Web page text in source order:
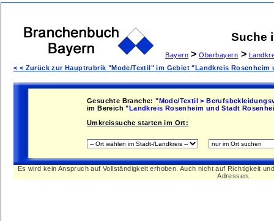
Suche
Bayern > Oberbayern >
< < Zurück zur Hauptrubrik "Mode/Textil" im Gebiet "Landkreis Rosenheim
Gesuchte Branche: "Mode/Textil >
im Bereich "Landkreis Rosenheim und Stadt
Umkreissuche starten im Ort:
Es wird kein Anspruch auf Vollständigkeit erhoben. Auch nicht auf Richtigkeit
Adressen.